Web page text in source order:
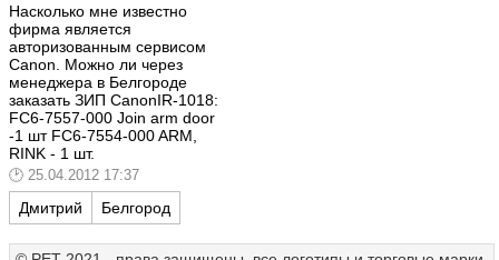
Насколько мне известно
фирма является
авторизованным сервисом
Canon. Можно ли через
менеджера в Белгороде
заказать ЗИП CanonIR-1018:
FC6-7557-000 Join arm door
-1 шт FC6-7554-000 ARM,
RINK - 1 шт.
25.04.2012 17:37
Дмитрий Белгород